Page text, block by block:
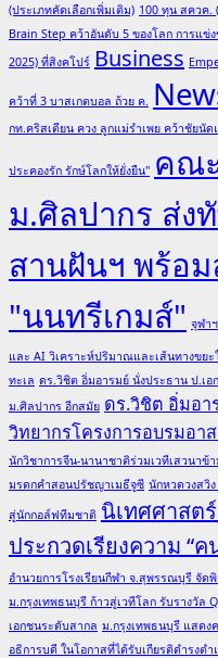
(ประเภทคัดเลือกเพิ่มเติม) 100 ทุน สควค.
Brain Step คว้าอันดับ 5 ของโลก การแข่
2025) ที่สิงคโปร์ Business
คว้าที่ 3 บาสเกตบอล ถ้วย ค.
กท.คริสเตียน ควง ลูกแม่รำเพย คว้าชัยนั
ประคองรัก รักษ์โลกให้ยั่งยืน" คณ
ม.ศิลปากร ส่ง
สานฝันฯ พร้อ
"นนทรีเกมส์" จุฬา
และ AI วิเคราะห์ปริมาณและเส้นทางขย
ทะเล ดร.วิชิต อิ่มอารมย์ นั่งประธาน ป.เอ
ม.ศิลปากร อีกสมัย ดร.วิชิต อิ่มอา
วิทยากรโครงการอบรมอา
นักวิชาการจีน-นานาชาติร่วมเวทีเสวนา
มรดกคำสอนปรัชญาเมธีจูซี นักหวดวงสวิ
สู่นักกอล์ฟทีมชาติ นิเทศศาสต
ประกวดเรียงความ “
อำนวยการโรงเรียนกีฬา จ.สุพรรณบุรี จั
ม.กรุงเทพธนบุรี ก้าวสู่เวทีโลก รับรางวัล
เอกชนระดับสากล ม.กรุงเทพธนบุรี แสดง
อธิการบดี ในโอกาสที่ได้รับเกียรติดำรงต